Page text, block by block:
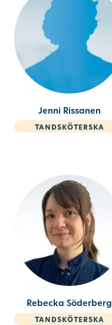
Jenni Rissanen
tandsköterska
Rebecka Söderberg
tandsköterska